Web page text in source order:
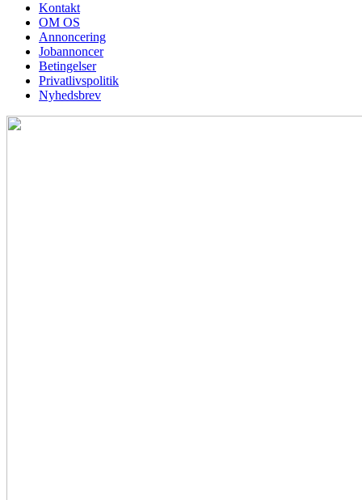
Kontakt
OM OS
Annoncering
Jobannoncer
Betingelser
Privatlivspolitik
Nyhedsbrev